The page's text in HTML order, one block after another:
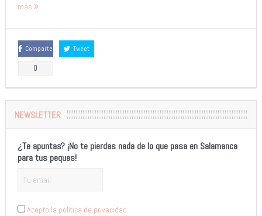
más
Comparte
0
Tweet
NEWSLETTER
¿Te apuntas? ¡No te pierdas nada de lo que pasa en Salamanca
para tus peques!
Acepto la política de privacidad